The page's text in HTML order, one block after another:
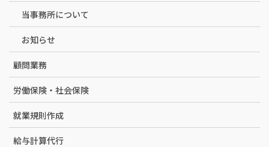
当事務所について
お知らせ
顧問業務
労働保険・社会保険
就業規則作成
給与計算代行